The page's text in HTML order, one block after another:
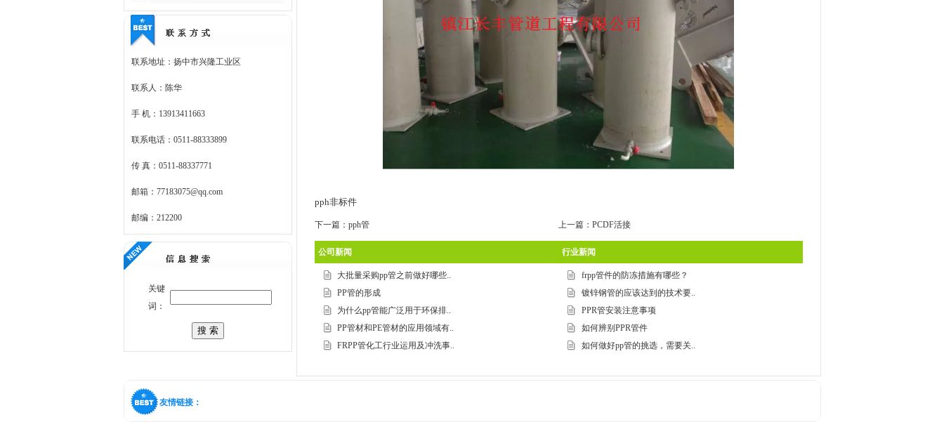
联系地址：扬中市兴隆工业区
联系人：陈华
手 机：13913411663
联系电话：0511-88333899
传 真：0511-88337771
邮箱：77183075@qq.com
邮编：212200
关键
词：
pph非标件
下一篇： pph管 上一篇： PCDF活接
公司新闻
大批量采购pp管之前做好哪些..
PP管的形成
为什么pp管能广泛用于环保排..
PP管材和PE管材的应用领域有..
FRPP管化工行业运用及冲洗事..
行业新闻
frpp管件的防冻措施有哪些？
镀锌钢管的应该达到的技术要..
PPR管安装注意事项
如何辨别PPR管件
如何做好pp管的挑选，需要关..
友情链接：